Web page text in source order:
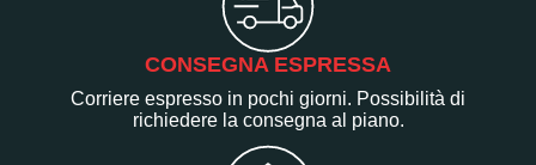
CONSEGNA ESPRESSA
Corriere espresso in pochi giorni. Possibilità di
richiedere la consegna al piano.